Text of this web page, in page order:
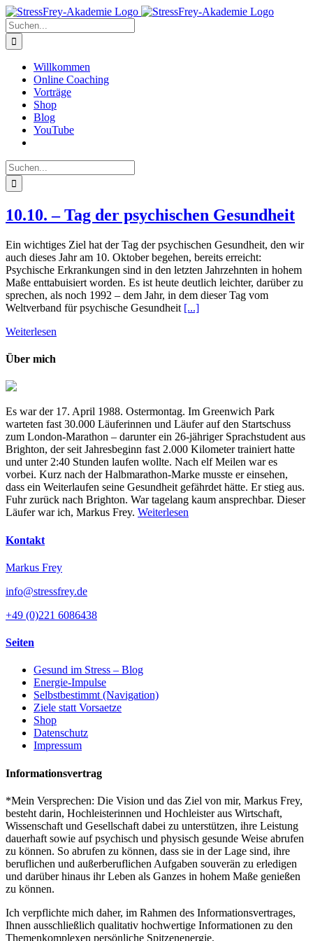
Zum
Inhalt
springen
Suche
nach:
Willkommen
Online Coaching
Vorträge
Shop
Blog
YouTube
Suche
nach:
10.10. – Tag der psychischen Gesundheit
Ein wichtiges Ziel hat der Tag der psychischen Gesundheit, den wir
auch dieses Jahr am 10. Oktober begehen, bereits erreicht:
Psychische Erkrankungen sind in den letzten Jahrzehnten in hohem
Maße enttabuisiert worden. Es ist heute deutlich leichter, darüber zu
sprechen, als noch 1992 – dem Jahr, in dem dieser Tag vom
Weltverband für psychische Gesundheit [...]
Weiterlesen
Über mich
Es war der 17. April 1988. Ostermontag. Im Greenwich Park
warteten fast 30.000 Läuferinnen und Läufer auf den Startschuss
zum London-Marathon – darunter ein 26-jähriger Sprachstudent aus
Brighton, der seit Jahresbeginn fast 2.000 Kilometer trainiert hatte
und unter 2:40 Stunden laufen wollte. Nach elf Meilen war es
vorbei. Kurz nach der Halbmarathon-Marke musste er einsehen,
dass ein Weiterlaufen seine Gesundheit gefährdet hätte. Er stieg aus.
Fuhr zurück nach Brighton. War tagelang kaum ansprechbar. Dieser
Läufer war ich, Markus Frey. Weiterlesen
Kontakt
Markus Frey
info@stressfrey.de
+49 (0)221 6086438
Seiten
Gesund im Stress – Blog
Energie-Impulse
Selbstbestimmt (Navigation)
Ziele statt Vorsaetze
Shop
Datenschutz
Impressum
Informationsvertrag
*Mein Versprechen: Die Vision und das Ziel von mir, Markus Frey,
besteht darin, Hochleisterinnen und Hochleister aus Wirtschaft,
Wissenschaft und Gesellschaft dabei zu unterstützen, ihre Leistung
dauerhaft sowie auf psychisch und physisch gesunde Weise abrufen
zu können. So abrufen zu können, dass sie in der Lage sind, ihre
beruflichen und außerberuflichen Aufgaben souverän zu erledigen
und darüber hinaus ihr Leben als Ganzes in hohem Maße genießen
zu können.
Ich verpflichte mich daher, im Rahmen des Informationsvertrages,
Ihnen ausschließlich qualitativ hochwertige Informationen zu den
Themenkomplexen persönliche Spitzenenergie,